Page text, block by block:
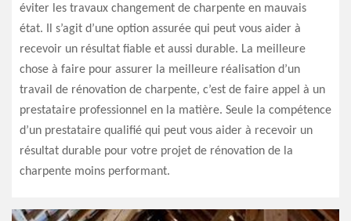
éviter les travaux changement de charpente en mauvais
état. Il s’agit d’une option assurée qui peut vous aider à
recevoir un résultat fiable et aussi durable. La meilleure
chose à faire pour assurer la meilleure réalisation d’un
travail de rénovation de charpente, c’est de faire appel à un
prestataire professionnel en la matière. Seule la compétence
d’un prestataire qualifié qui peut vous aider à recevoir un
résultat durable pour votre projet de rénovation de la
charpente moins performant.